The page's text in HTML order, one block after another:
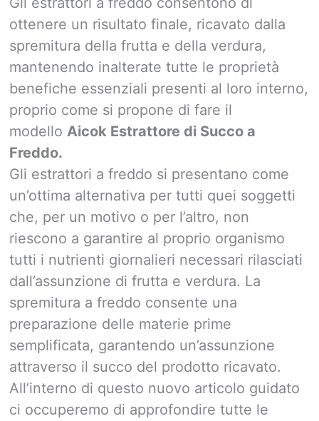
ottenere un risultato finale, ricavato dalla
spremitura della frutta e della verdura,
mantenendo inalterate tutte le proprietà
benefiche essenziali presenti al loro interno,
proprio come si propone di fare il
modello Aicok Estrattore di Succo a
Freddo.
Gli estrattori a freddo si presentano come
un’ottima alternativa per tutti quei soggetti
che, per un motivo o per l’altro, non
riescono a garantire al proprio organismo
tutti i nutrienti giornalieri necessari rilasciati
dall’assunzione di frutta e verdura. La
spremitura a freddo consente una
preparazione delle materie prime
semplificata, garantendo un’assunzione
attraverso il succo del prodotto ricavato.
All’interno di questo nuovo articolo guidato
ci occuperemo di approfondire tutte le